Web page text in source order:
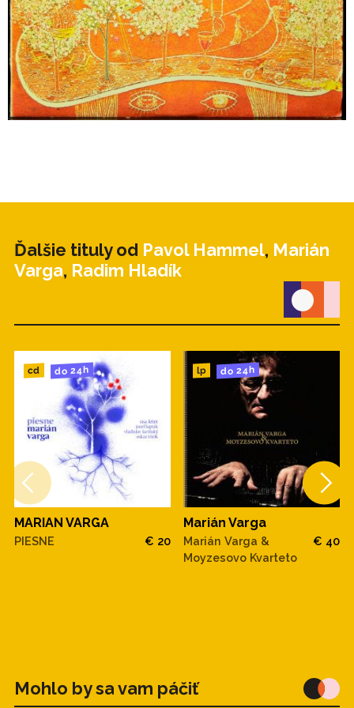
Ďalšie tituly od Pavol Hammel, Marián
Varga, Radim Hladík
cd do 24h
MARIAN VARGA
PIESNE € 20
lp do 24h
Marián Varga
Marián Varga &
Moyzesovo Kvarteto
€ 40
Mohlo by sa vam páčiť